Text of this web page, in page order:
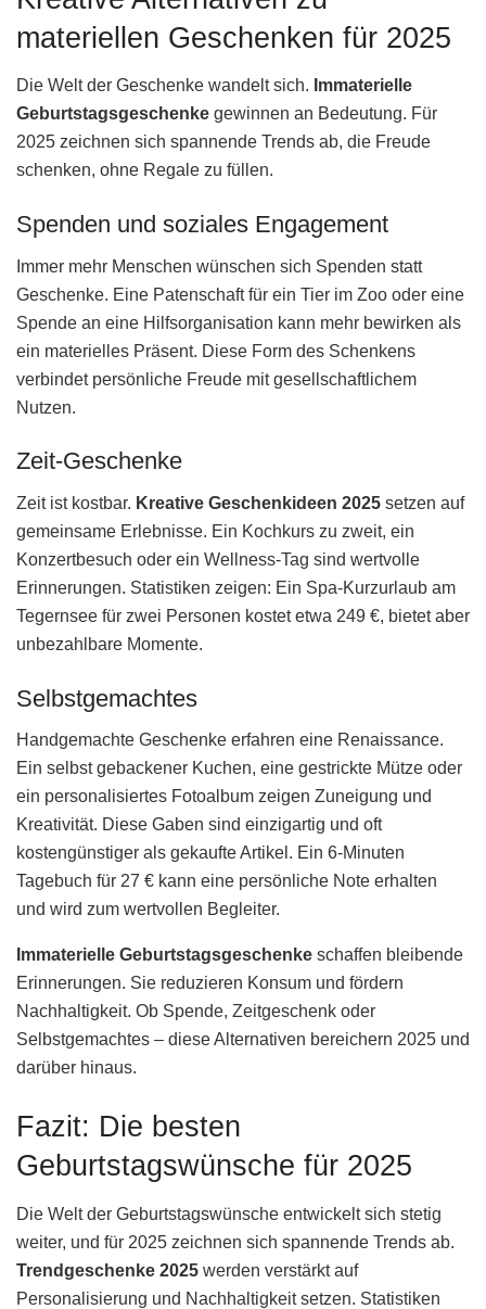
materiellen Geschenken für 2025
Die Welt der Geschenke wandelt sich. Immaterielle
Geburtstagsgeschenke gewinnen an Bedeutung. Für
2025 zeichnen sich spannende Trends ab, die Freude
schenken, ohne Regale zu füllen.
Spenden und soziales Engagement
Immer mehr Menschen wünschen sich Spenden statt
Geschenke. Eine Patenschaft für ein Tier im Zoo oder eine
Spende an eine Hilfsorganisation kann mehr bewirken als
ein materielles Präsent. Diese Form des Schenkens
verbindet persönliche Freude mit gesellschaftlichem
Nutzen.
Zeit-Geschenke
Zeit ist kostbar. Kreative Geschenkideen 2025 setzen auf
gemeinsame Erlebnisse. Ein Kochkurs zu zweit, ein
Konzertbesuch oder ein Wellness-Tag sind wertvolle
Erinnerungen. Statistiken zeigen: Ein Spa-Kurzurlaub am
Tegernsee für zwei Personen kostet etwa 249 €, bietet aber
unbezahlbare Momente.
Selbstgemachtes
Handgemachte Geschenke erfahren eine Renaissance.
Ein selbst gebackener Kuchen, eine gestrickte Mütze oder
ein personalisiertes Fotoalbum zeigen Zuneigung und
Kreativität. Diese Gaben sind einzigartig und oft
kostengünstiger als gekaufte Artikel. Ein 6-Minuten
Tagebuch für 27 € kann eine persönliche Note erhalten
und wird zum wertvollen Begleiter.
Immaterielle Geburtstagsgeschenke schaffen bleibende
Erinnerungen. Sie reduzieren Konsum und fördern
Nachhaltigkeit. Ob Spende, Zeitgeschenk oder
Selbstgemachtes – diese Alternativen bereichern 2025 und
darüber hinaus.
Fazit: Die besten
Geburtstagswünsche für 2025
Die Welt der Geburtstagswünsche entwickelt sich stetig
weiter, und für 2025 zeichnen sich spannende Trends ab.
Trendgeschenke 2025 werden verstärkt auf
Personalisierung und Nachhaltigkeit setzen. Statistiken